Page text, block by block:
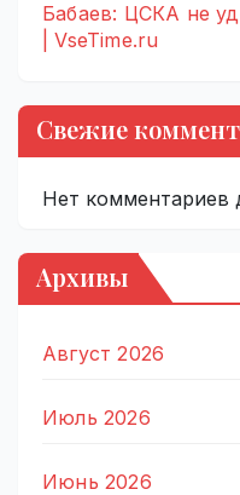
Бабаев: ЦСКА не
| VseTime.ru
Свежие
Нет комментариев
Архивы
Август 2026
Июль 2026
Июнь 2026